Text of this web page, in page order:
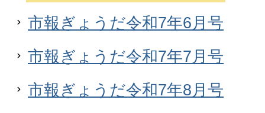
市報ぎょうだ令和7年6月号
市報ぎょうだ令和7年7月号
市報ぎょうだ令和7年8月号